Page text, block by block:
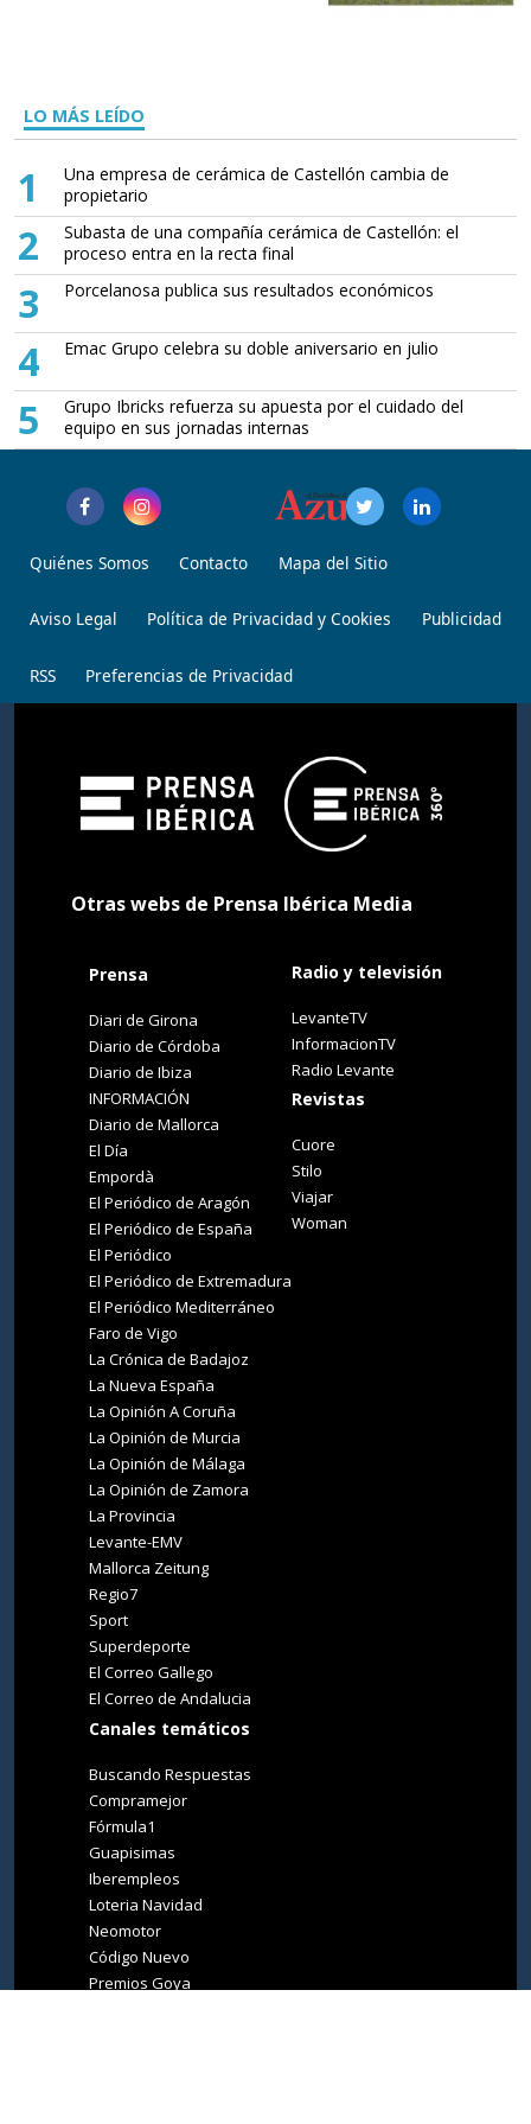
LO MÁS LEÍDO
1
Una empresa de cerámica de Castellón cambia de
propietario
2
Subasta de una compañía cerámica de Castellón: el
proceso entra en la recta final
3 Porcelanosa publica sus resultados económicos
4 Emac Grupo celebra su doble aniversario en julio
5
Grupo Ibricks refuerza su apuesta por el cuidado del
equipo en sus jornadas internas
Quiénes Somos Contacto Mapa del Sitio
Aviso Legal Política de Privacidad y Cookies Publicidad
RSS Preferencias de Privacidad
Otras webs de Prensa Ibérica Media
Prensa
Diari de Girona
Diario de Córdoba
Diario de Ibiza
INFORMACIÓN
Diario de Mallorca
El Día
Empordà
El Periódico de Aragón
El Periódico de España
El Periódico
El Periódico de Extremadura
El Periódico Mediterráneo
Faro de Vigo
La Crónica de Badajoz
La Nueva España
La Opinión A Coruña
La Opinión de Murcia
La Opinión de Málaga
La Opinión de Zamora
La Provincia
Levante-EMV
Mallorca Zeitung
Regio7
Sport
Superdeporte
El Correo Gallego
El Correo de Andalucia
Canales temáticos
Buscando Respuestas
Compramejor
Fórmula1
Guapisimas
Iberempleos
Loteria Navidad
Neomotor
Código Nuevo
Premios Goya
Radio y televisión
LevanteTV
InformacionTV
Radio Levante
Revistas
Cuore
Stilo
Viajar
Woman